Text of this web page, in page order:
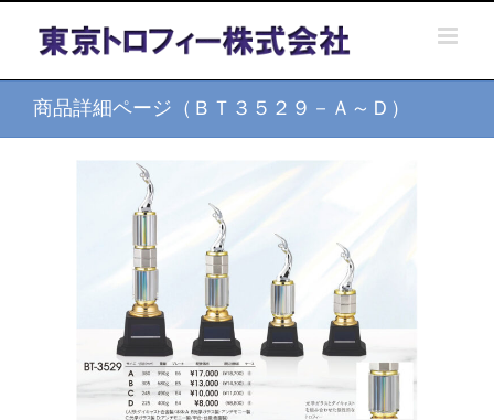
content
商品詳細ページ（ＢＴ３５２９－Ａ～Ｄ）